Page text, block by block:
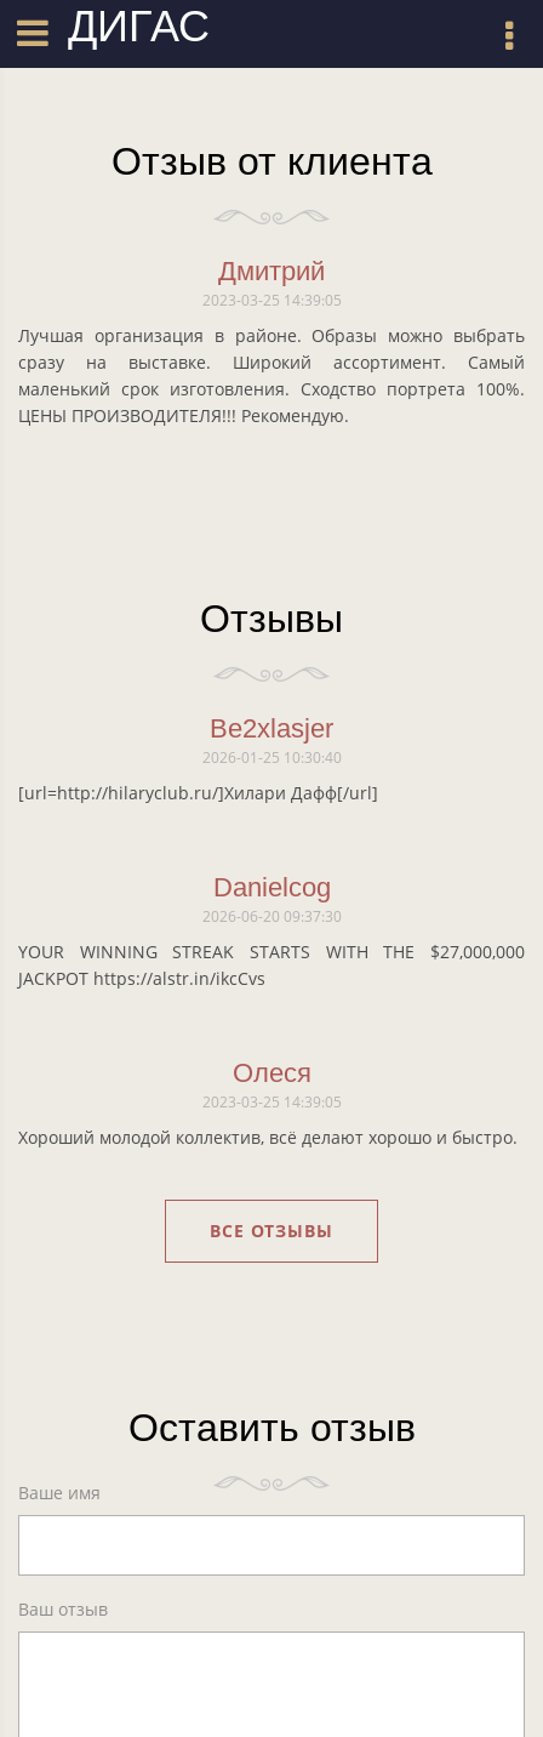
ДИГАС
Отзыв от клиента
Дмитрий
2023-03-25 14:39:05
Лучшая организация в районе. Образы можно выбрать
сразу на выставке. Широкий ассортимент. Самый
маленький срок изготовления. Сходство портрета 100%.
ЦЕНЫ ПРОИЗВОДИТЕЛЯ!!! Рекомендую.
Отзывы
Be2xlasjer
2026-01-25 10:30:40
[url=http://hilaryclub.ru/]Хилари Дафф[/url]
Danielcog
2026-06-20 09:37:30
YOUR WINNING STREAK STARTS WITH THE $27,000,000
JACKPOT https://alstr.in/ikcCvs
Олеся
2023-03-25 14:39:05
Хороший молодой коллектив, всё делают хорошо и быстро.
ВСЕ ОТЗЫВЫ
Оставить отзыв
Ваше имя
Ваш отзыв